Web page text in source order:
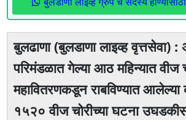
बुलढाणा (बुलडाणा लाइव्ह वृत्तसेवा) :
परिमंडळात गेल्या आठ महिन्यात वीज
महावितरणकडून राबविण्यात आलेल्या
१५२० वीज चोरीच्या घटना